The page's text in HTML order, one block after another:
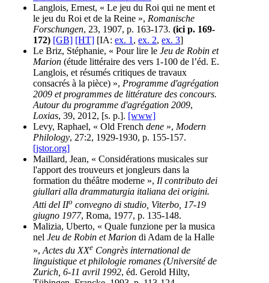
Langlois, Ernest, « Le jeu du Roi qui ne ment et
le jeu du Roi et de la Reine », Romanische
Forschungen, 23, 1907, p. 163-173. (ici p. 169-
172) [GB] [HT] [IA: ex. 1 , ex. 2, ex. 3]
Le Briz, Stéphanie, « Pour lire le Jeu de Robin et
Marion (étude littéraire des vers 1-100 de l’éd. E.
Langlois, et résumés critiques de travaux
consacrés à la pièce) », Programme d'agrégation
2009 et programmes de littérature des concours.
Autour du programme d'agrégation 2009,
Loxias, 39, 2012, [s. p.]. [www]
Levy, Raphael, « Old French dene », Modern
Philology, 27:2, 1929-1930, p. 155-157.
[jstor.org]
Maillard, Jean, « Considérations musicales sur
l'apport des trouveurs et jongleurs dans la
formation du théâtre moderne », Il contributo dei
giullari alla drammaturgia italiana dei origini.
Atti del IIo convegno di studio, Viterbo, 17-19
giugno 1977, Roma, 1977, p. 135-148.
Malizia, Uberto, « Quale funzione per la musica
nel Jeu de Robin et Marion di Adam de la Halle
»,Actes du XXe Congrès international de
linguistique et philologie romanes (Université de
Zurich, 6-11 avril 1992, éd. Gerold Hilty,